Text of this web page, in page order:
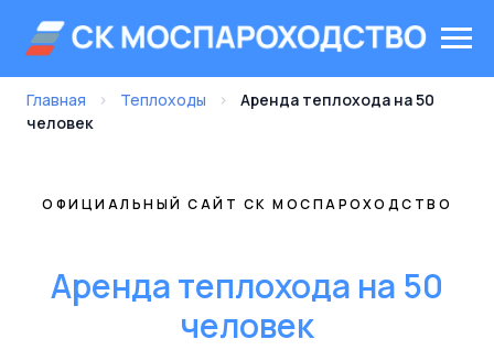
Главная › Теплоходы ›
Аренда теплохода на 50
человек
ОФИЦИАЛЬНЫЙ САЙТ СК МОСПАРОХОДСТВО
Аренда теплохода на 50
человек